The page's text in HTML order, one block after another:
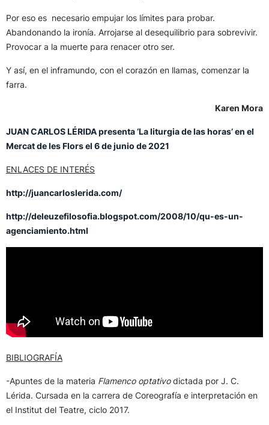
Por eso es necesario empujar los límites para probar.
Abandonando la ironía. Arrojarse al desequilibrio para sobrevivir.
Provocar a la muerte para renacer otro ser.
Y así, en el inframundo, con el corazón en llamas, comenzar la
farra.
Karen Mora
JUAN CARLOS LÉRIDA presenta ‘La liturgia de las horas’ en el
Mercat de les Flors el 6 de junio de 2021
ENLACES DE INTERÉS
http://juancarloslerida.com/
http://deleuzefilosofia.blogspot.com/2008/10/qu-es-un-
agenciamiento.html
BIBLIOGRAFÍA
-Apuntes de la materia Flamenco optativodictada por J. C.
Lérida. Cursada en la carrera de Coreografía e interpretación en
el Institut del Teatre, ciclo 2017.